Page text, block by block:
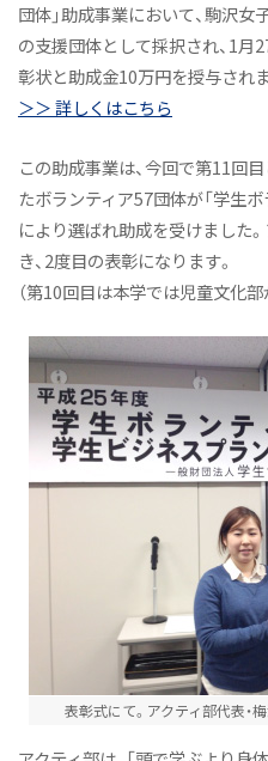
団体」助成事業において、駒沢女
の支援団体として採択され、1月
彰状と助成金10万円を授与されま
＞＞ 詳しくはこちら
この助成事業は、今回で第11回
たボランティア57団体が「学生
により選ばれ助成を受けました
き、2度目の表彰になります。
（第10回目は本学では児童文化
表彰式にて。アクティ部代表・梅